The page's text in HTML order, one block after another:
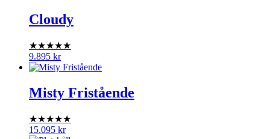
Cloudy
★★★★★
9.895 kr
Misty Fristående
★★★★★
15.095 kr